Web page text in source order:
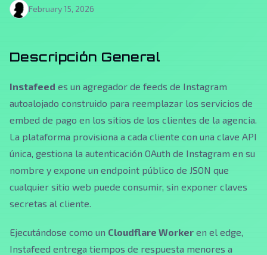
February 15, 2026
Descripción General
Instafeed es un agregador de feeds de Instagram
autoalojado construido para reemplazar los servicios de
embed de pago en los sitios de los clientes de la agencia.
La plataforma provisiona a cada cliente con una clave API
única, gestiona la autenticación OAuth de Instagram en su
nombre y expone un endpoint público de JSON que
cualquier sitio web puede consumir, sin exponer claves
secretas al cliente.
Ejecutándose como un Cloudflare Worker en el edge,
Instafeed entrega tiempos de respuesta menores a